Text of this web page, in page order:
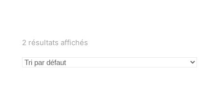
2 résultats affichés